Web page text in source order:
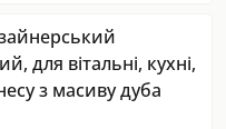
для вітальні, кухні,
з масиву дуба